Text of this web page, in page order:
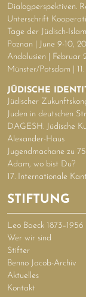
Dialogperspektiven.
Unterschrift
Tage der Jüdisch-
Poznan | June 9-10,
Andalusien | Februar
Münster/Potsdam |
JÜDISCHE
Jüdischer
Juden in deutschen
DAGESH. Jüdische
Alexander-Haus
Jugendmachane zu
Adam, wo bist Du?
17. Internationale
STIFTUNG
Leo Baeck 1873–1956
Wer wir sind
Stifter
Benno Jacob-Archiv
Aktuelles
Kontakt